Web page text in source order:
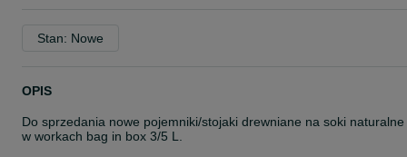
Stan: Nowe
OPIS
Do sprzedania nowe pojemniki/stojaki drewniane na soki naturalne
w workach bag in box 3/5 L.